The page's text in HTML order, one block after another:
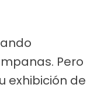
Pero
exhibición de